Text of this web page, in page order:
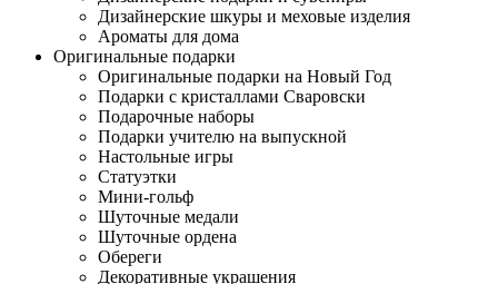
Дизайнерские шкуры и меховые изделия
Ароматы для дома
Оригинальные подарки
Оригинальные подарки на Новый Год
Подарки с кристаллами Сваровски
Подарочные наборы
Подарки учителю на выпускной
Настольные игры
Статуэтки
Мини-гольф
Шуточные медали
Шуточные ордена
Обереги
Декоративные украшения